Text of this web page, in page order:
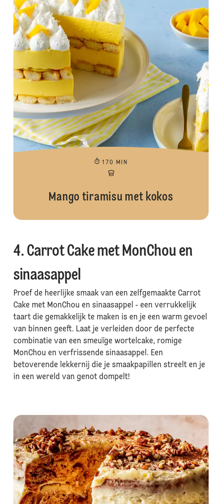
170 MIN
Mango tiramisu met kokos
4. Carrot Cake met MonChou en
sinaasappel
Proef de heerlijke smaak van een zelfgemaakte Carrot
Cake met MonChou en sinaasappel - een verrukkelijk
taart die gemakkelijk te maken is en je een warm gevoel
van binnen geeft. Laat je verleiden door de perfecte
combinatie van een smeuïge wortelcake, romige
MonChou en verfrissende sinaasappel. Een
betoverende lekkernij die je smaakpapillen streelt en je
in een wereld van genot dompelt!